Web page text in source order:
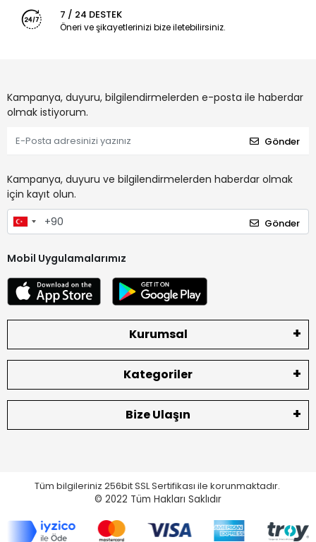
7 / 24 DESTEK
Öneri ve şikayetlerinizi bize iletebilirsiniz.
Kampanya, duyuru, bilgilendirmelerden e-posta ile haberdar
olmak istiyorum.
Gönder
Kampanya, duyuru ve bilgilendirmelerden haberdar olmak
için kayıt olun.
Gönder
Mobil Uygulamalarımız
Kurumsal
Kategoriler
Bize Ulaşın
Tüm bilgileriniz 256bit SSL Sertifikası ile korunmaktadır.
© 2022 Tüm Hakları Saklıdır